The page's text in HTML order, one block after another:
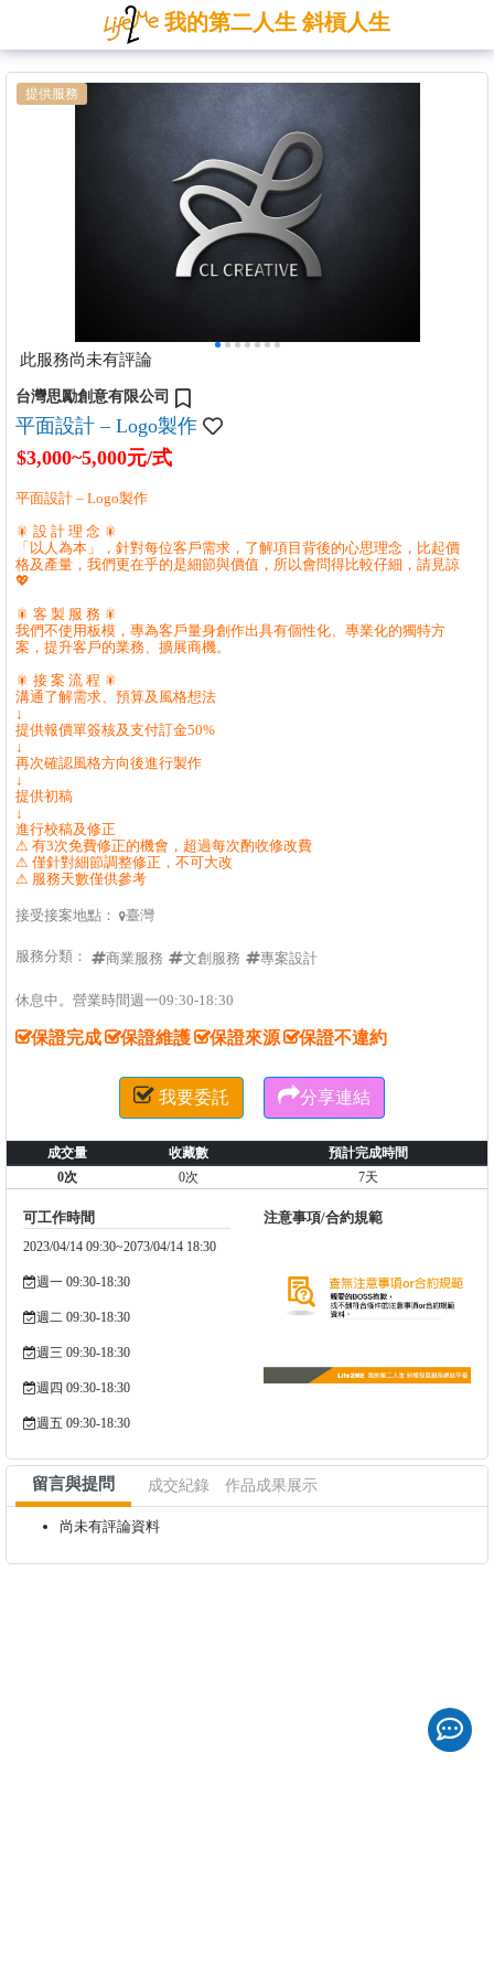
我的第二人生 斜槓人生
提供服務
此服務尚未有評論
台灣思勵創意有限公司
平面設計 – Logo製作
$3,000~5,000元/式
平面設計 – Logo製作
🎇 設 計 理 念 🎇
「以人為本」，針對每位客戶需求，了解項目背後的心思理念，比起價
格及產量，我們更在乎的是細節與價值，所以會問得比較仔細，請見諒
💖
🎇 客 製 服 務 🎇
我們不使用板模，專為客戶量身創作出具有個性化、專業化的獨特方
案，提升客戶的業務、擴展商機。
🎇 接 案 流 程 🎇
溝通了解需求、預算及風格想法
↓
提供報價單簽核及支付訂金50%
↓
再次確認風格方向後進行製作
↓
提供初稿
↓
進行校稿及修正
⚠ 有3次免費修正的機會，超過每次酌收修改費
⚠ 僅針對細節調整修正，不可大改
⚠ 服務天數僅供參考
接受接案地點： 臺灣
服務分類： 商業服務 文創服務 專案設計
休息中。營業時間週一09:30-18:30
保證完成 保證維護 保證來源 保證不違約
 我要委託 分享連結
成交量 收藏數
預計完成時間
0次
0次 7天
可工作時間
2023/04/14 09:30~2073/04/14 18:30
週一 09:30-18:30
週二 09:30-18:30
週三 09:30-18:30
週四 09:30-18:30
週五 09:30-18:30
注意事項/合約規範
留言與提問 成交紀錄 作品成果展示
尚未有評論資料